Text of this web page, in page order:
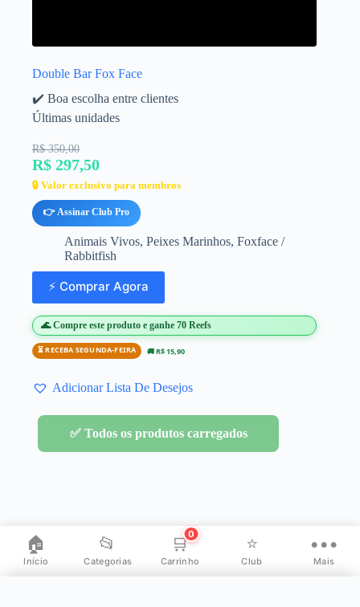
🏠
Início
📂
Categorias
🛒
Carrinho
0 ⭐
Club
•••
Mais
Double Bar Fox Face
✔️ Boa escolha entre clientes
Últimas unidades
R$ 350,00
R$ 297,50
🔒 Valor exclusivo para membros
👉 Assinar Club Pro
Animais Vivos, Peixes Marinhos, Foxface /
Rabbitfish
⚡ Comprar Agora
🌊 Compre este produto e ganhe 70 Reefs
⏳ RECEBA SEGUNDA-FEIRA 🚚 R$ 15,90
Adicionar Lista De Desejos
✅ Todos os produtos carregados